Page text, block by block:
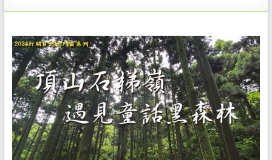
作
室..
環
境
解
說
教
育
工
作，